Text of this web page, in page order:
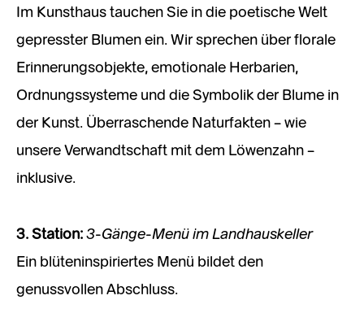
Im Kunsthaus tauchen Sie in die poetische Welt
gepresster Blumen ein. Wir sprechen über florale
Erinnerungsobjekte, emotionale Herbarien,
Ordnungssysteme und die Symbolik der Blume in
der Kunst. Überraschende Naturfakten – wie
unsere Verwandtschaft mit dem Löwenzahn –
inklusive.
3. Station: 3-Gänge-Menü im Landhauskeller
Ein blüteninspiriertes Menü bildet den
genussvollen Abschluss.